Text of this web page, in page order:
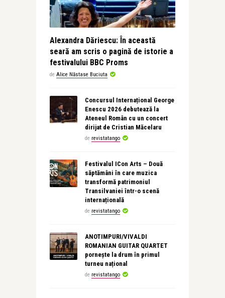
Alexandra Dăriescu: În această
seară am scris o pagină de istorie a
festivalului BBC Proms
de Alice Năstase Buciuta
Concursul Internațional George
Enescu 2026 debutează la
Ateneul Român cu un concert
dirijat de Cristian Măcelaru
de revistatango
Festivalul ICon Arts – Două
săptămâni în care muzica
transformă patrimoniul
Transilvaniei într-o scenă
internațională
de revistatango
ANOTIMPURI/VIVALDI
ROMANIAN GUITAR QUARTET
pornește la drum în primul
turneu național
de revistatango